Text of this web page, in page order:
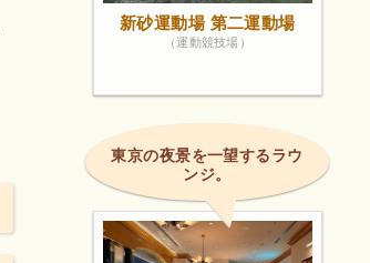
新砂運動場 第二運動場
（運動競技場）
東京の夜景を一望するラウ
ンジ。